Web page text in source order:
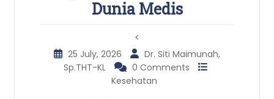
Dunia Medis
<
25 July, 2026
Dr. Siti Maimunah,
Sp.THT-KL
0 Comments
Kesehatan